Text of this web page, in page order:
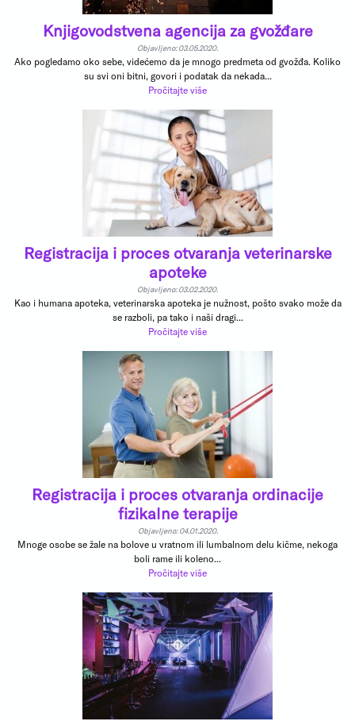
Knjigovodstvena agencija za gvožđare
Objavljeno: 03.05.2020.
Ako pogledamo oko sebe, videćemo da je mnogo predmeta od gvožđa. Koliko
su svi oni bitni, govori i podatak da nekada...
Pročitajte više
Registracija i proces otvaranja veterinarske
apoteke
Objavljeno: 03.02.2020.
Kao i humana apoteka, veterinarska apoteka je nužnost, pošto svako može da
se razboli, pa tako i naši dragi...
Pročitajte više
Registracija i proces otvaranja ordinacije
fizikalne terapije
Objavljeno: 04.01.2020.
Mnoge osobe se žale na bolove u vratnom ili lumbalnom delu kičme, nekoga
boli rame ili koleno...
Pročitajte više